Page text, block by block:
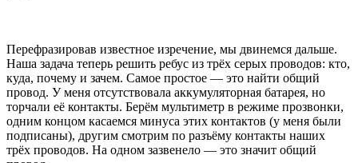
Перефразировав известное изречение, мы двинемся дальше.
Наша задача теперь решить ребус из трёх серых проводов: кто,
куда, почему и зачем. Самое простое — это найти общий
провод. У меня отсутствовала аккумуляторная батарея, но
торчали её контакты. Берём мультиметр в режиме прозвонки,
одним концом касаемся минуса этих контактов (у меня были
подписаны), другим смотрим по разъёму контакты наших
трёх проводов. На одном зазвенело — это значит общий